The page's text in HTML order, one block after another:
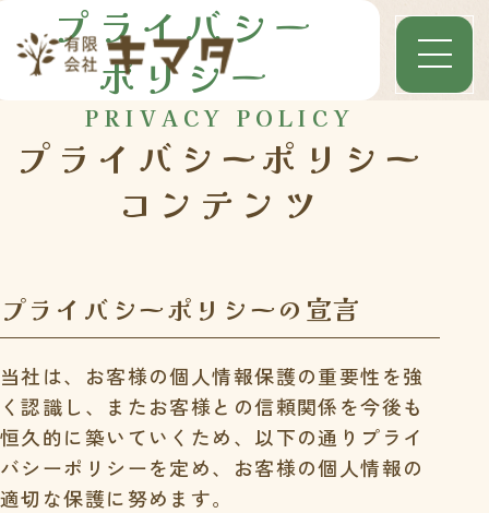
プライバシー
ポリシー
PRIVACY POLICY
プライバシーポリシー
コンテンツ
プライバシーポリシーの 宣言
当社は、お客様の個人情報保護の重要性を強
く認識し、またお客様との信頼関係を今後も
恒久的に築いていくため、以下の通りプライ
バシーポリシーを定め、お客様の個人情報の
適切な保護に努めます。